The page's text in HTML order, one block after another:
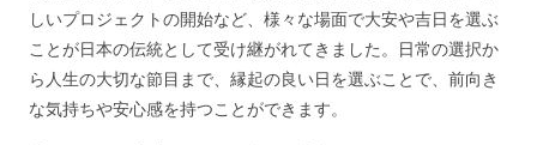
しいプロジェクトの開始など、様々な場面で大安や吉日を選ぶ
ことが日本の伝統として受け継がれてきました。日常の選択か
ら人生の大切な節目まで、縁起の良い日を選ぶことで、前向き
な気持ちや安心感を持つことができます。